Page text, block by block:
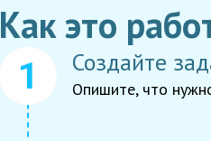
Как это
Создайте
Опишите, что